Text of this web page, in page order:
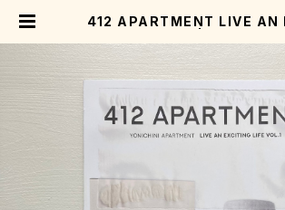
412 APARTMENT LIVE AN